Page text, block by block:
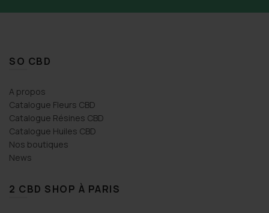
SO CBD
A propos
Catalogue Fleurs CBD
Catalogue Résines CBD
Catalogue Huiles CBD
Nos boutiques
News
2 CBD SHOP À PARIS